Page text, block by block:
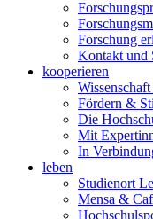
Forschung
Kontakt und
kooperieren
Fördern &
Die
Mit
In
leben
Studienort
Mensa &